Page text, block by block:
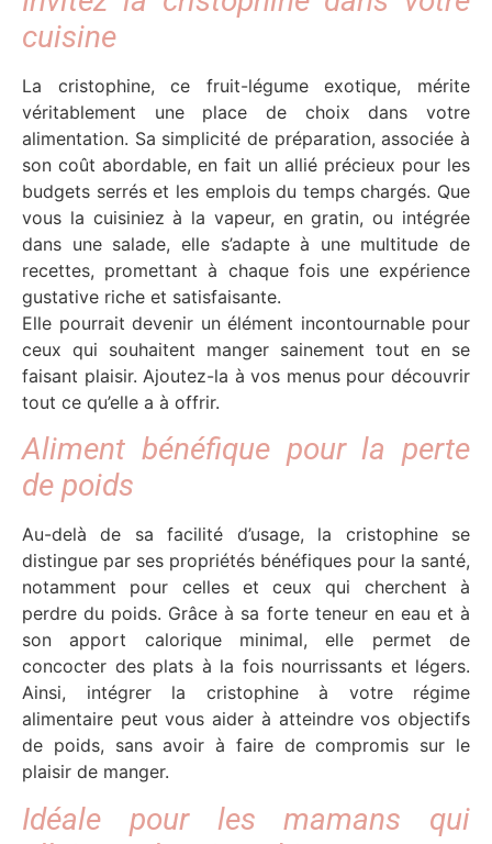
cuisine
La cristophine, ce fruit-légume exotique, mérite
véritablement une place de choix dans votre
alimentation. Sa simplicité de préparation, associée à
son coût abordable, en fait un allié précieux pour les
budgets serrés et les emplois du temps chargés. Que
vous la cuisiniez à la vapeur, en gratin, ou intégrée
dans une salade, elle s’adapte à une multitude de
recettes, promettant à chaque fois une expérience
gustative riche et satisfaisante.
Elle pourrait devenir un élément incontournable pour
ceux qui souhaitent manger sainement tout en se
faisant plaisir. Ajoutez-la à vos menus pour découvrir
tout ce qu’elle a à offrir.
Aliment bénéfique pour la perte
de poids
Au-delà de sa facilité d’usage, la cristophine se
distingue par ses propriétés bénéfiques pour la santé,
notamment pour celles et ceux qui cherchent à
perdre du poids. Grâce à sa forte teneur en eau et à
son apport calorique minimal, elle permet de
concocter des plats à la fois nourrissants et légers.
Ainsi, intégrer la cristophine à votre régime
alimentaire peut vous aider à atteindre vos objectifs
de poids, sans avoir à faire de compromis sur le
plaisir de manger.
Idéale pour les mamans qui